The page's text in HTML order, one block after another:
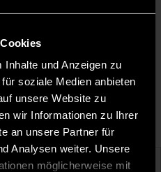
und Anzeigen zu
soziale Medien anbieten
unsere Website zu
wir Informationen zu Ihrer
an unsere Partner für
Analysen weiter. Unsere
möglicherweise mit